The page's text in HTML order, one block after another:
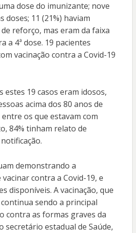
dose do imunizante; nove
doses; 11 (21%) haviam
reforço, mas eram da faixa
a 4ª dose. 19 pacientes
vacinação contra a Covid-19
19 casos eram idosos,
acima dos 80 anos de
entre os que estavam com
84% tinham relato de
demonstrando a
contra a Covid-19, e
disponíveis. A vacinação, que
sendo a principal
contra as formas graves da
secretário estadual de Saúde,